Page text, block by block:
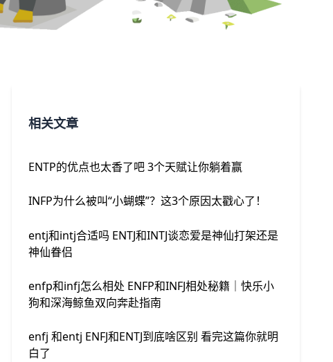
相关文章
ENTP的优点也太香了吧 3个天赋让你躺着赢
INFP为什么被叫“小蝴蝶”？这3个原因太戳心了！
entj和intj合适吗 ENTJ和INTJ谈恋爱是神仙打架还是
神仙眷侣
enfp和infj怎么相处 ENFP和INFJ相处秘籍｜快乐小
狗和深海鲸鱼双向奔赴指南
enfj 和entj ENFJ和ENTJ到底啥区别 看完这篇你就明
白了